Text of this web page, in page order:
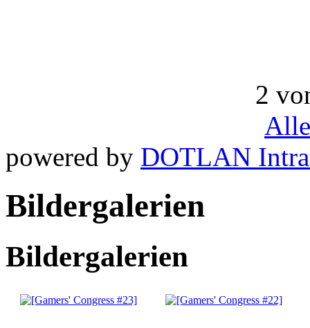
2
powered by DOTLAN
Bildergalerien
Bildergalerien